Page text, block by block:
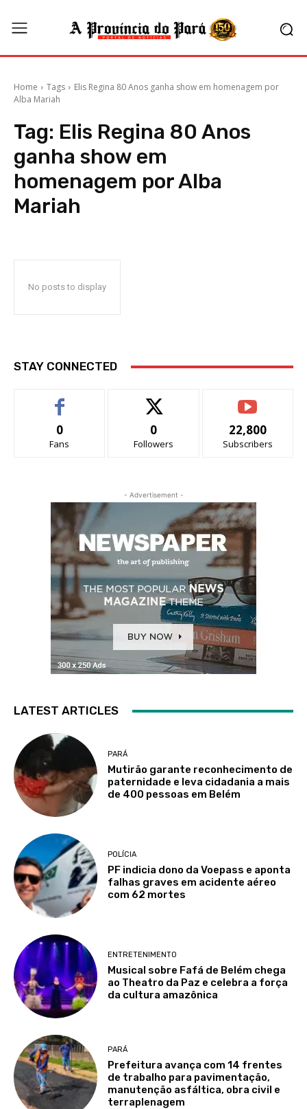
Home Tags
Elis Regina 80 Anos ganha show em homenagem por
Alba Mariah
Tag: Elis Regina 80 Anos
ganha show em
homenagem por Alba
Mariah
No posts to display
STAY CONNECTED
0
Fans
0
Followers
22,800
Subscribers
- Advertisement -
LATEST ARTICLES
PARÁ
Mutirão garante reconhecimento de
paternidade e leva cidadania a mais
de 400 pessoas em Belém
POLÍCIA
PF indicia dono da Voepass e aponta
falhas graves em acidente aéreo
com 62 mortes
ENTRETENIMENTO
Musical sobre Fafá de Belém chega
ao Theatro da Paz e celebra a força
da cultura amazônica
PARÁ
Prefeitura avança com 14 frentes
de trabalho para pavimentação,
manutenção asfáltica, obra civil e
terraplenagem